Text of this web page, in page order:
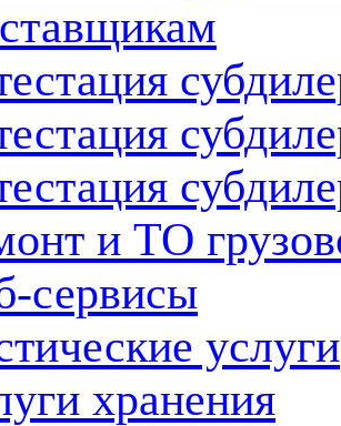
и ТО
сервисы
услуги
хранения